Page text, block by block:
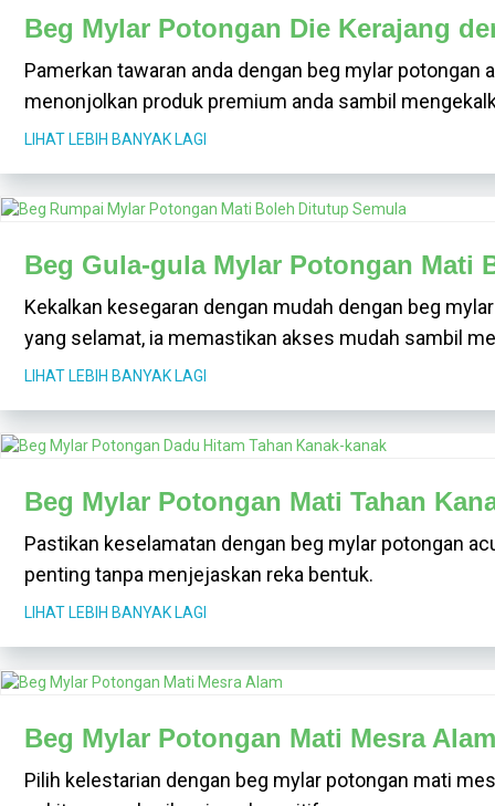
Beg Mylar Potongan Die Kerajang
Pamerkan tawaran anda dengan beg mylar
menonjolkan produk premium anda sambil
LIHAT LEBIH BANYAK LAGI
Beg Gula-gula Mylar Potongan Mati
Kekalkan kesegaran dengan mudah dengan beg
yang selamat, ia memastikan akses mudah sambil
LIHAT LEBIH BANYAK LAGI
Beg Mylar Potongan Mati Tahan
Pastikan keselamatan dengan beg mylar potongan
penting tanpa menjejaskan reka bentuk.
LIHAT LEBIH BANYAK LAGI
Beg Mylar Potongan Mati Mesra Alam
Pilih kelestarian dengan beg mylar potongan mati